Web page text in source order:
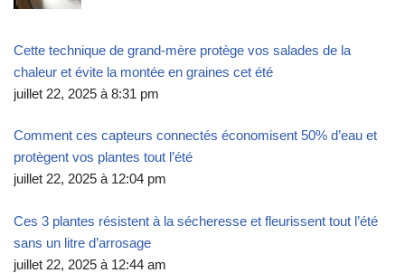
Cette technique de grand-mère protège vos salades de la
chaleur et évite la montée en graines cet été
juillet 22, 2025 à 8:31 pm
Comment ces capteurs connectés économisent 50% d’eau et
protègent vos plantes tout l’été
juillet 22, 2025 à 12:04 pm
Ces 3 plantes résistent à la sécheresse et fleurissent tout l’été
sans un litre d’arrosage
juillet 22, 2025 à 12:44 am